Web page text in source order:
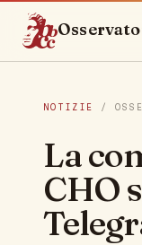
NOTIZIE /
La
CHO